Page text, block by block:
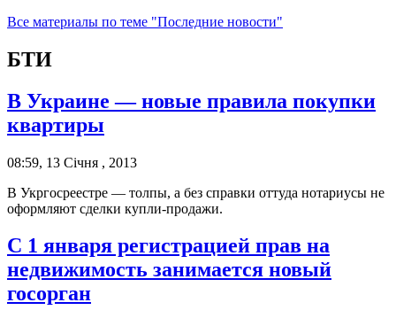
Все материалы по теме "Последние новости"
БТИ
В Украине — новые правила покупки
квартиры
08:59, 13 Січня , 2013
В Укргосреестре — толпы, а без справки оттуда нотариусы не
оформляют сделки купли-продажи.
С 1 января регистрацией прав на
недвижимость занимается новый
госорган